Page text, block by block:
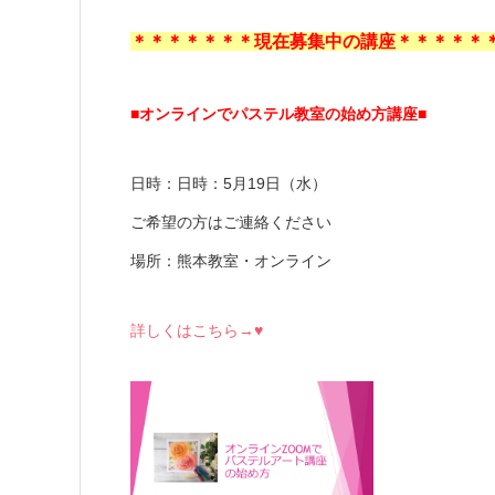
＊＊＊＊＊＊＊現在募集中の講座＊＊＊＊＊
■オンラインでパステル教室の始め方講座■
日時：日時：5月19日（水）
ご希望の方はご連絡ください
場所：熊本教室・オンライン
詳しくはこちら→♥